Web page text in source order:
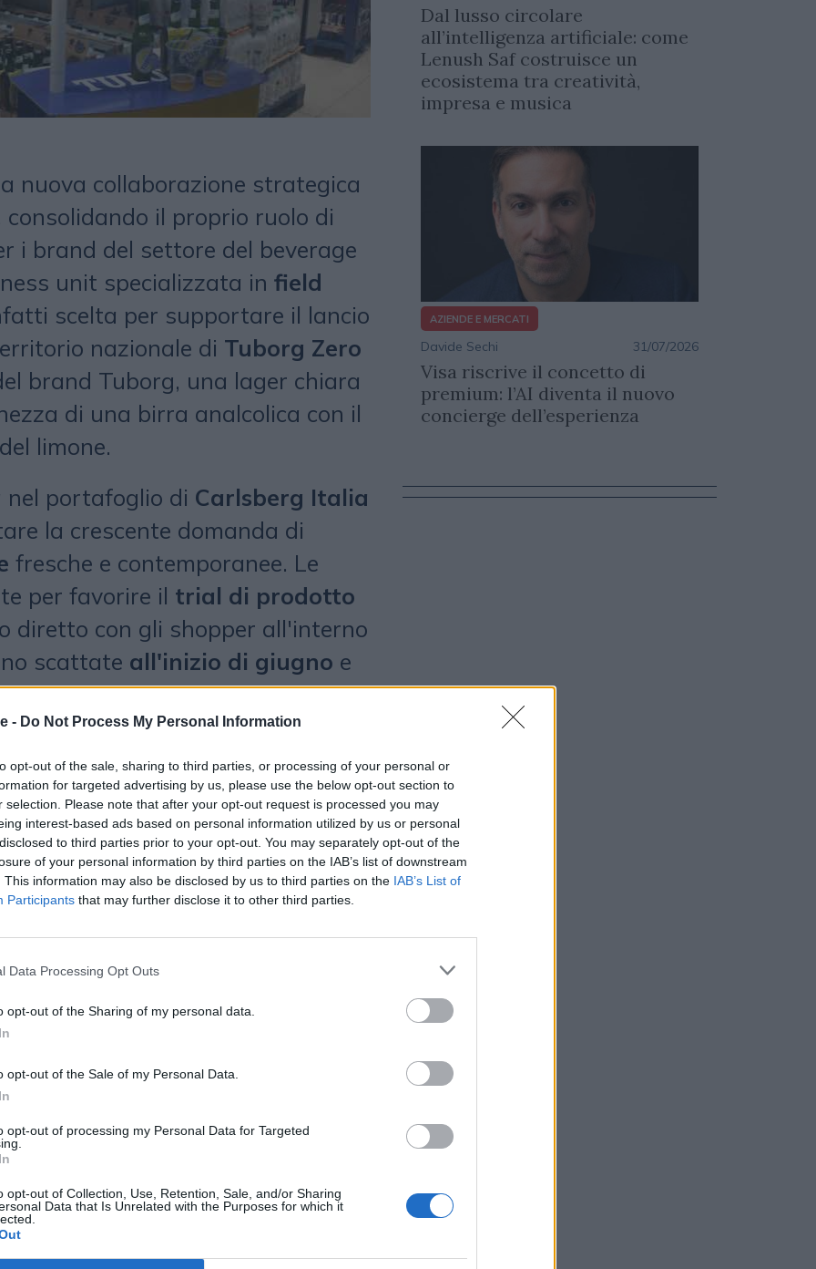
- Do Not Process My Personal Information
opt-out of the sale, sharing to third parties, or processing of your personal or
for targeted advertising by us, please use the below opt-out section to
selection. Please note that after your opt-out request is processed you may
interest-based ads based on personal information utilized by us or personal
to third parties prior to your opt-out. You may separately opt-out of the
of your personal information by third parties on the IAB’s list of downstream
This information may also be disclosed by us to third parties on the IAB’s List of
Participants that may further disclose it to other third parties.
Data Processing Opt Outs
opt-out of the Sharing of my personal data.
opt-out of the Sale of my Personal Data.
opt-out of processing my Personal Data for Targeted
opt-out of Collection, Use, Retention, Sale, and/or Sharing
Data that Is Unrelated with the Purposes for which it
nuova collaborazione strategica
consolidando il proprio ruolo di
i brand del settore del beverage
unit specializzata in field
scelta per supportare il lancio
nazionale di Tuborg Zero
brand Tuborg, una lager chiara
di una birra analcolica con il
limone.
nel portafoglio di Carlsberg Italia
la crescente domanda di
fresche e contemporanee. Le
per favorire il trial di prodotto
diretto con gli shopper all'interno
scattate all'inizio di giugno e
canali dellaGrande
per tutta la stagione
guidatee un presidio
, il progetto punta a
distintive di questa nuova
la diffusione sul mercato.
un nuovo capitolo nel comparto
un'evoluzione del proprio
e conferma l'efficacia di un
tra
logistico.
capillaree a una
tutto il periodo estivo, la
a migliaia di consumatori di
Zero al limone
, consolidando
nel canale moderno.
Dal lusso circolare
all’intelligenza artificiale: come
Lenush Saf costruisce un
ecosistema tra creatività,
impresa e musica
AZIENDE E MERCATI
Davide Sechi 31/07/2026
Visa riscrive il concetto di
premium: l’AI diventa il nuovo
concierge dell’esperienza